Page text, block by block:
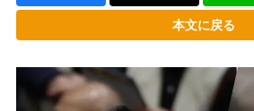
本文に戻る